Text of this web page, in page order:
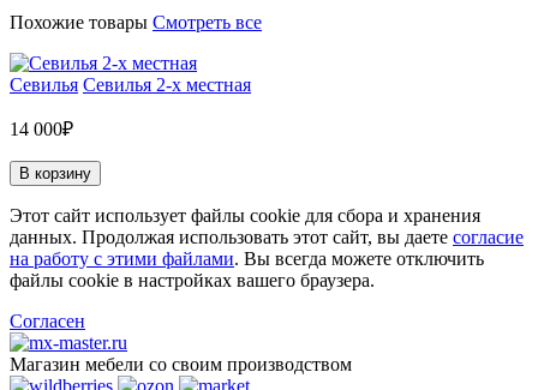
Похожие товары Смотреть все
Севилья Севилья 2-х местная
14 000₽
В корзину
Этот сайт использует файлы cookie для сбора и хранения
данных. Продолжая использовать этот сайт, вы даете согласие
на работу с этими файлами. Вы всегда можете отключить
файлы cookie в настройках вашего браузера.
Согласен
Магазин мебели со своим производством